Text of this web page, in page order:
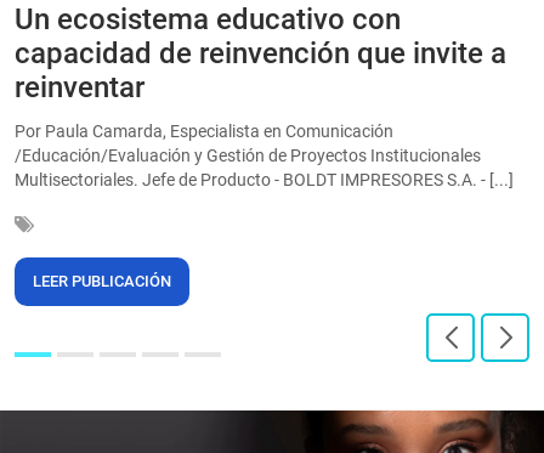
Un ecosistema educativo con
capacidad de reinvención que invite a
reinventar
Por Paula Camarda, Especialista en Comunicación
/Educación/Evaluación y Gestión de Proyectos Institucionales
Multisectoriales. Jefe de Producto - BOLDT IMPRESORES S.A. - [...]
LEER PUBLICACIÓN